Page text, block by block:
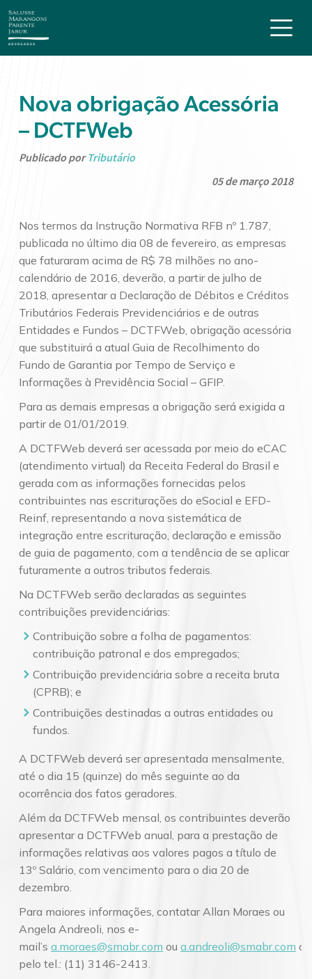
Nova obrigação Acessória
– DCTFWeb
Publicado porTributário
05 de março 2018
Nos termos da Instrução Normativa RFB nº 1.787,
publicada no último dia 08 de fevereiro, as empresas
que faturaram acima de R$ 78 milhões no ano-
calendário de 2016, deverão, a partir de julho de
2018, apresentar a Declaração de Débitos e Créditos
Tributários Federais Previdenciários e de outras
Entidades e Fundos – DCTFWeb, obrigação acessória
que substituirá a atual Guia de Recolhimento do
Fundo de Garantia por Tempo de Serviço e
Informações à Previdência Social – GFIP.
Para as demais empresas a obrigação será exigida a
partir de 01/01/2019.
A DCTFWeb deverá ser acessada por meio do eCAC
(atendimento virtual) da Receita Federal do Brasil e
gerada com as informações fornecidas pelos
contribuintes nas escriturações do eSocial e EFD-
Reinf, representando a nova sistemática de
integração entre escrituração, declaração e emissão
de guia de pagamento, com a tendência de se aplicar
futuramente a outros tributos federais.
Na DCTFWeb serão declaradas as seguintes
contribuições previdenciárias:
Contribuição sobre a folha de pagamentos:
contribuição patronal e dos empregados;
Contribuição previdenciária sobre a receita bruta
(CPRB); e
Contribuições destinadas a outras entidades ou
fundos.
A DCTFWeb deverá ser apresentada mensalmente,
até o dia 15 (quinze) do mês seguinte ao da
ocorrência dos fatos geradores.
Além da DCTFWeb mensal, os contribuintes deverão
apresentar a DCTFWeb anual, para a prestação de
informações relativas aos valores pagos a título de
13º Salário, com vencimento para o dia 20 de
dezembro.
Para maiores informações, contatar Allan Moraes ou
Angela Andreoli, nos e-
mail’s a.moraes@smabr.com ou a.andreoli@smabr.com ou
pelo tel.: (11) 3146-2413.